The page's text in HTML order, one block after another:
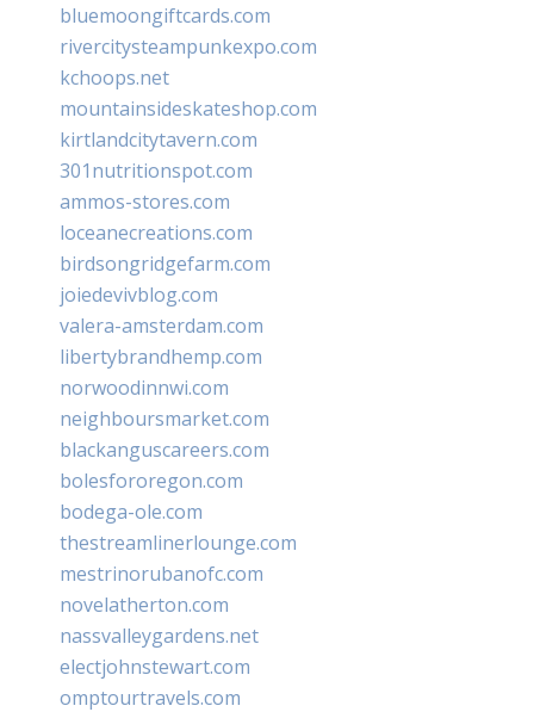
bluemoongiftcards.com
rivercitysteampunkexpo.com
kchoops.net
mountainsideskateshop.com
kirtlandcitytavern.com
301nutritionspot.com
ammos-stores.com
loceanecreations.com
birdsongridgefarm.com
joiedevivblog.com
valera-amsterdam.com
libertybrandhemp.com
norwoodinnwi.com
neighboursmarket.com
blackanguscareers.com
bolesfororegon.com
bodega-ole.com
thestreamlinerlounge.com
mestrinorubanofc.com
novelatherton.com
nassvalleygardens.net
electjohnstewart.com
omptourtravels.com